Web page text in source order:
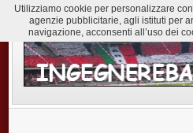
Utilizziamo cookie per personalizzare
agenzie pubblicitarie, agli istituti per
navigazione, acconsenti all’uso dei